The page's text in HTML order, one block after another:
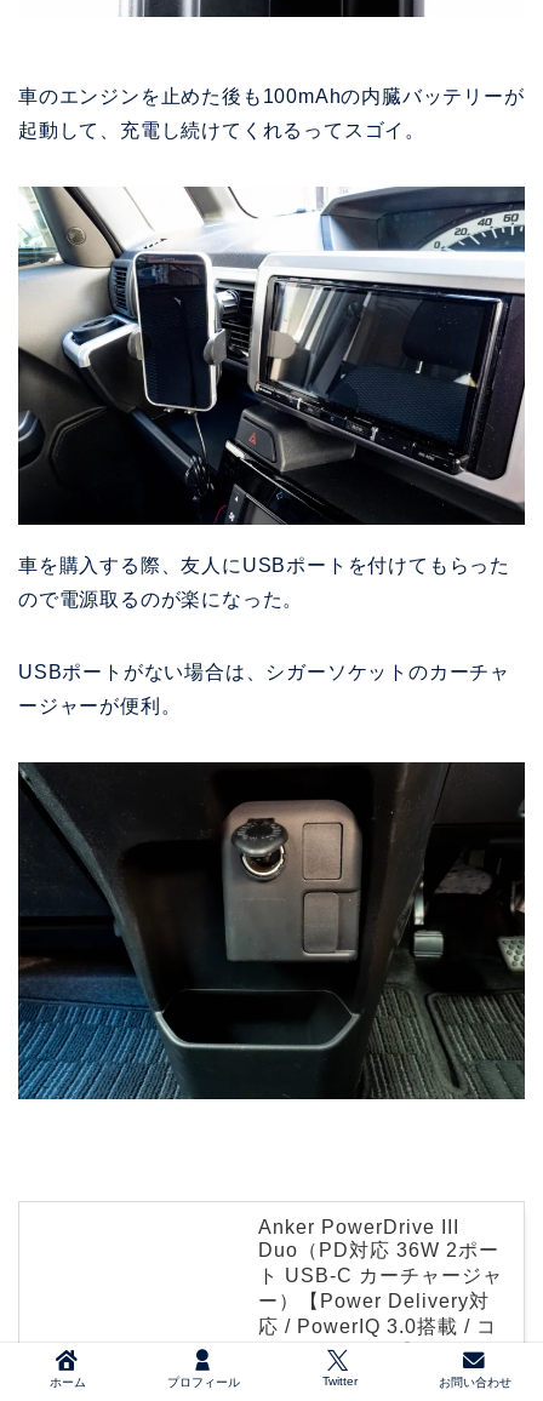
車のエンジンを止めた後も100mAhの内臓バッテリーが
起動して、充電し続けてくれるってスゴイ。
車を購入する際、友人にUSBポートを付けてもらった
ので電源取るのが楽になった。
USBポートがない場合は、シガーソケットのカーチャ
ージャーが便利。
Anker PowerDrive III
Duo（PD対応 36W 2ポー
ト USB-C カーチャージャ
ー）【Power Delivery対
応 / PowerIQ 3.0搭載 / コ
ンパクトサイズ】 iPhone
11 / 11 Pro / 11 Pro Max /
ホーム プロフィール Twitter お問い合わせ